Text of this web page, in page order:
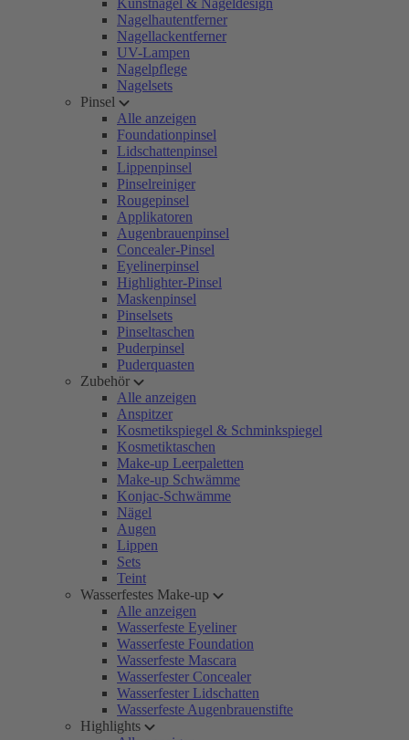
Kunstnägel & Nageldesign
Nagelhautentferner
Nagellackentferner
UV-Lampen
Nagelpflege
Nagelsets
Pinsel
Alle anzeigen
Foundationpinsel
Lidschattenpinsel
Lippenpinsel
Pinselreiniger
Rougepinsel
Applikatoren
Augenbrauenpinsel
Concealer-Pinsel
Eyelinerpinsel
Highlighter-Pinsel
Maskenpinsel
Pinselsets
Pinseltaschen
Puderpinsel
Puderquasten
Zubehör
Alle anzeigen
Anspitzer
Kosmetikspiegel & Schminkspiegel
Kosmetiktaschen
Make-up Leerpaletten
Make-up Schwämme
Konjac-Schwämme
Nägel
Augen
Lippen
Sets
Teint
Wasserfestes Make-up
Alle anzeigen
Wasserfeste Eyeliner
Wasserfeste Foundation
Wasserfeste Mascara
Wasserfester Concealer
Wasserfester Lidschatten
Wasserfeste Augenbrauenstifte
Highlights